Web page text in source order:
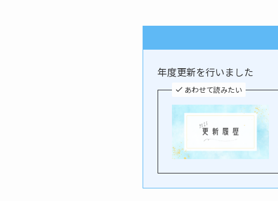
年度更新を行いました
あわせて読みたい